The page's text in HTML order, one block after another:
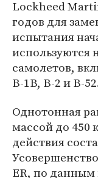
Lockheed
годов для
испытания
используются
самолетов,
B-1B, B-2 и B-
Однотонная
массой до 450
действия
ER, по данным